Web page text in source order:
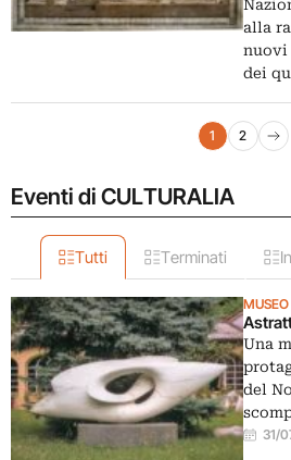
alla
nuovi
dei
Navigazione articoli
1 2
Pagina
Eventi di CULTURALIA
Tutti Terminati
Una
del
31/